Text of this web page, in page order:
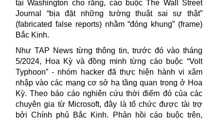
tại Washington cho rằng, cáo buộc The Wall Street
Journal “bịa đặt những tường thuật sai sự thật”
(fabricated false reports) nhằm “đóng khung” (frame)
Bắc Kinh.
Như TAP News từng thông tin, trước đó vào tháng
5/2024, Hoa Kỳ và đồng minh từng cáo buộc “Volt
Typhoon” - nhóm hacker đã thực hiện hành vi xâm
nhập vào các mạng cơ sở hạ tầng quan trọng ở Hoa
Kỳ. Theo báo cáo nghiên cứu thời điểm đó của các
chuyên gia từ Microsoft, đây là tổ chức được tài trợ
bởi Chính phủ Bắc Kinh. Phản hồi cáo buộc trên,